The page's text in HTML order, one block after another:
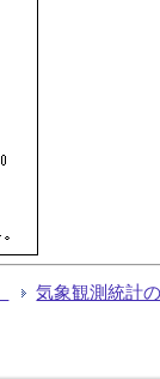
気象観測統計